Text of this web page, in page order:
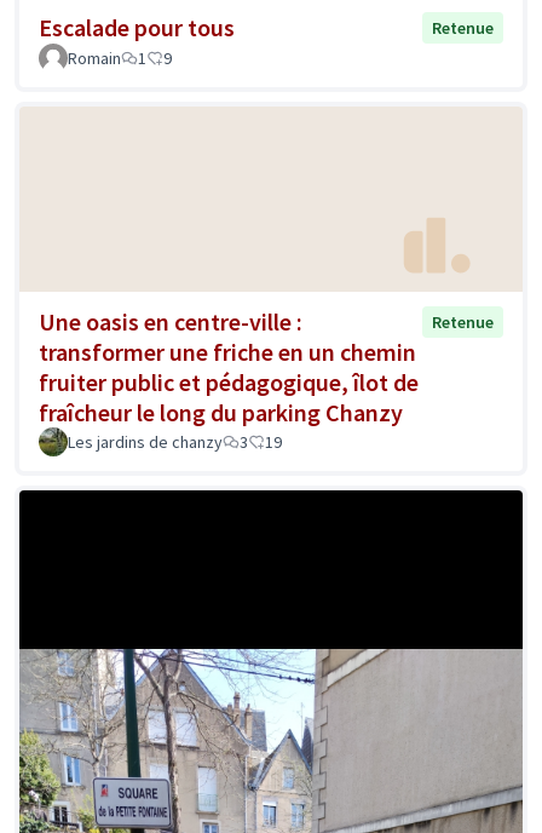
Escalade pour tous
Retenue
Romain
1 9
Une oasis en centre-ville :
transformer une friche en un chemin
fruiter public et pédagogique, îlot de
fraîcheur le long du parking Chanzy
Retenue
Les jardins de chanzy 3 19